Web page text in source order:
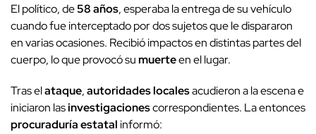
El político, de58 años, esperaba la entrega de su vehículo
cuando fue interceptado por dos sujetos que le dispararon
en varias ocasiones. Recibió impactos en distintas partes del
cuerpo, lo que provocó sumuerteen el lugar.
Tras elataque,autoridades localesacudieron a la escena e
iniciaron lasinvestigacionescorrespondientes. La entonces
procuraduría estatalinformó: